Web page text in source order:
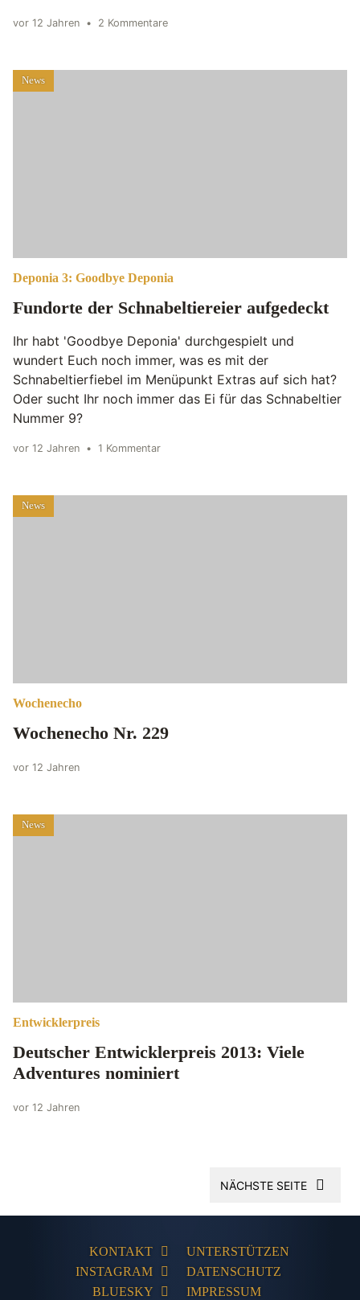
vor 12 Jahren • 2 Kommentare
News
Deponia 3: Goodbye Deponia
Fundorte der Schnabeltiereier aufgedeckt
Ihr habt 'Goodbye Deponia' durchgespielt und
wundert Euch noch immer, was es mit der
Schnabeltierfiebel im Menüpunkt Extras auf sich hat?
Oder sucht Ihr noch immer das Ei für das Schnabeltier
Nummer 9?
vor 12 Jahren • 1 Kommentar
News
Wochenecho
Wochenecho Nr. 229
vor 12 Jahren
News
Entwicklerpreis
Deutscher Entwicklerpreis 2013: Viele
Adventures nominiert
vor 12 Jahren
NÄCHSTE SEITE
KONTAKT
INSTAGRAM
BLUESKY
UNTERSTÜTZEN
DATENSCHUTZ
IMPRESSUM